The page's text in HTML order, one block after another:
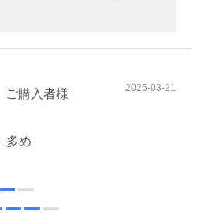
ご購入者様 2025-03-21
多め